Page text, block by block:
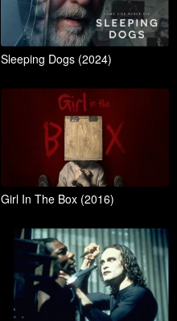
Sleeping Dogs (2024)
Girl In The Box (2016)